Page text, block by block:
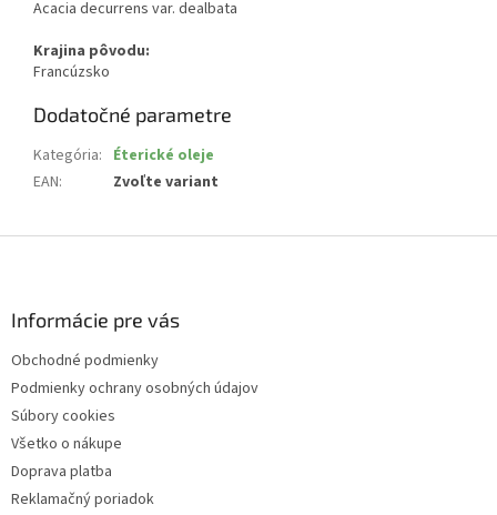
Acacia decurrens var. dealbata
Krajina pôvodu:
Francúzsko
Dodatočné parametre
Kategória: Éterické oleje
EAN: Zvoľte variant
Informácie pre vás
Obchodné podmienky
Podmienky ochrany osobných údajov
Súbory cookies
Všetko o nákupe
Doprava platba
Reklamačný poriadok